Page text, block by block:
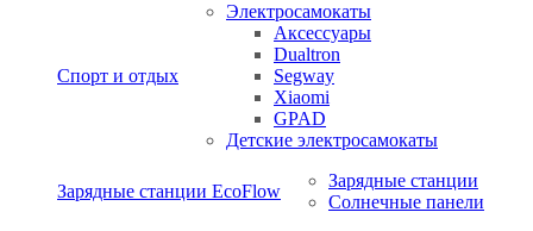
Спорт и отдых
Электросамокаты
Аксессуары
Dualtron
Segway
Xiaomi
GPAD
Детские электросамокаты
Зарядные станции EcoFlow
Зарядные станции
Солнечные панели